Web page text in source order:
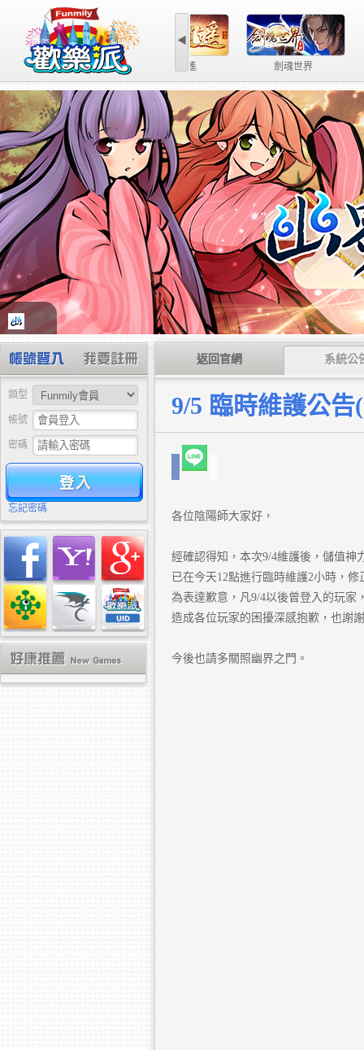
◀
類型
帳號
密碼
驗證
忘記密碼
返回官網 系統公
9/5 臨時維護公告
各位陰陽師大家好，
經確認得知，本次9/4維護後，儲值神
已在今天12點進行臨時維護2小時，
為表達歉意，凡9/4以後曾登入的玩家
造成各位玩家的困擾深感抱歉，也謝
今後也請多關照幽界之門。